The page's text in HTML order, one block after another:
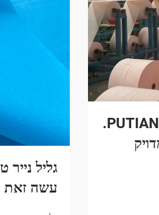
PUTIAN C&Q PAPER CO., LTD.
גליל נייר
עשה זאת